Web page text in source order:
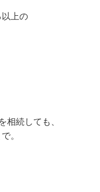
上の
相続しても、
。